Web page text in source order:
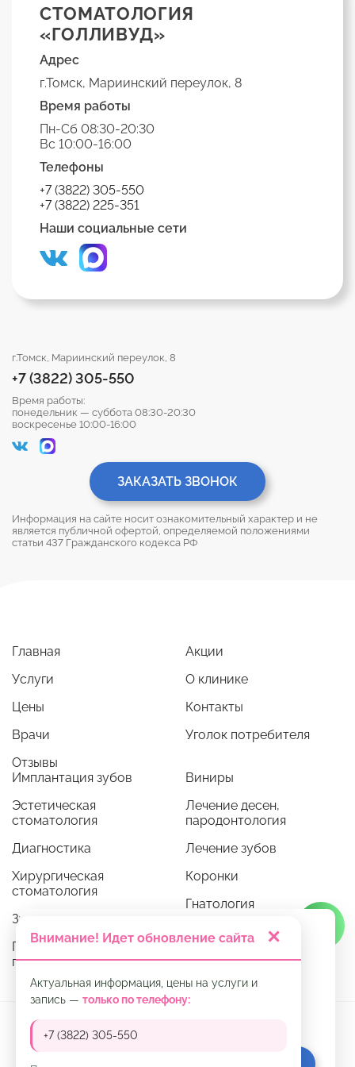
Профилактика
После удаления экзостоза из полости рта,
его повторное появление:
уделяйте особое внимание гигиене рта;
регулярно посещайте стоматолога;
занимайтесь своевременным лечением
зубов;
избегайте травм челюсти.
Своевременная профилактика позволит вам
поддерживать здоровье зубов длительное
“Голливуд”?
специалистов, которые все время повышают
свои квалификации для улучшения качества
их работы.
Мы предлагаем широкий спектр услуг от
профилактического ухода до сложных
реставрационных процедур.
В клинике используется самое современное
оборудование и методики, с помощью
стоматологическую клинику
СТОМАТОЛОГИЯ
«ГОЛЛИВУД»
Адрес
г.Томск, Мариинский переулок, 8
Время работы
Пн-Сб 08:30-20:30
Вс 10:00-16:00
Телефоны
+7 (3822) 305-550
+7 (3822) 225-351
Наши социальные сети
г.Томск, Мариинский переулок, 8
+7 (3822) 305-550
Время работы:
понедельник — суббота 08:30-20:30
воскресенье 10:00-16:00
ЗАКАЗАТЬ ЗВОНОК
Информация на сайте носит ознакомительный характер и не
является публичной офертой, определяемой положениями
статьи 437 Гражданского кодекса РФ
Главная
Услуги
Цены
Врачи
Отзывы
Акции
О клинике
Контакты
Уголок потребителя
Имплантация зубов
Эстетическая
стоматология
Диагностика
Хирургическая
стоматология
Зубные протезы
Профессиональная
гигиена
Виниры
Лечение десен,
пародонтология
Лечение зубов
Коронки
Гнатология
Ортодонтия
Мы используем cookie. Это позволяет нам
Продолжая пользоваться сайтом, вы
соглашаетесь сполитикой использования
персональных данных
Внимание! Идет обновление сайта ✕
Актуальная информация, цены на услуги и
запись — только по телефону:
+7 (3822) 305-550